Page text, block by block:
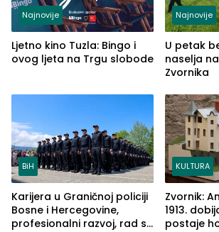
Najnovije
Ljetno kino Tuzla: Bingo i
ovog ljeta na Trgu slobode
Najnovije
U petak
naselja
Zvornika
BiH
Karijera u Graničnoj policiji
Bosne i Hercegovine,
profesionalni razvoj, rad sa
KULTURA
Zvornik:
1913.
postaje